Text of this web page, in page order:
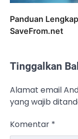
Panduan
SaveFrom.net
Tinggalkan
Alamat email
yang wajib
Komentar *